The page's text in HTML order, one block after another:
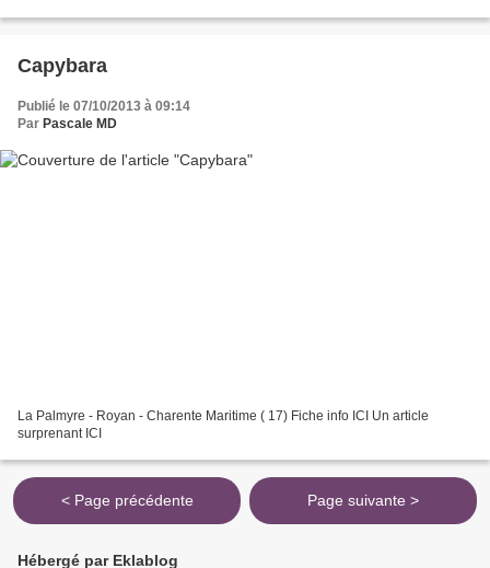
Capybara
Publié le 07/10/2013 à 09:14
Par Pascale MD
La Palmyre - Royan - Charente Maritime ( 17) Fiche info ICI Un article
surprenant ICI
< Page précédente Page suivante >
Hébergé par Eklablog